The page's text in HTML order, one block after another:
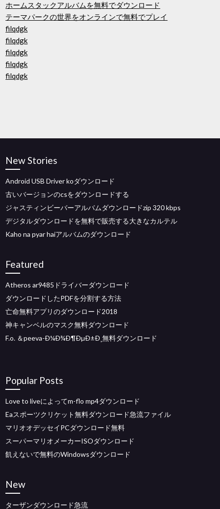
ホームスタックアルバムを無料でダウンロード
テーマパークの世界をオンラインで無料でプレイ
filqdgk
filqdgk
filqdgk
filqdgk
filqdgk
New Stories
Android USB Driver koダウンロード
古いバージョンのcsをダウンロードする
ジャスティンビーバーアルバムダウンロードzip 320 kbps
デジタルダウンロードを無料で販売する大きなカルテル
Kaho na pyar haiアルバムのダウンロード
Featured
Atheros ar9485ドライバーダウンロード
ダウンロードしたPDFを分割する方法
亡命無料アプリのダウンロード2018
神キャンベルのマスク無料ダウンロード
F.o. ＆peeva-Ð¼Ð¾Ð¶ÐµÐ±Ð¸無料ダウンロード
Popular Posts
Love to liveによってm-flo mp4ダウンロード
Eaスポーツクリケット無料ダウンロード急流ファイル
マリオオデッセイPCダウンロード無料
スーパーマリオメーカーISOダウンロード
飢えないで無料のWindowsダウンロード
New
ターザンダウンロード急流